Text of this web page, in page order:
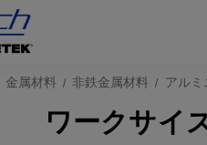
金属材料 非鉄金属材料 アル
ワークサイ